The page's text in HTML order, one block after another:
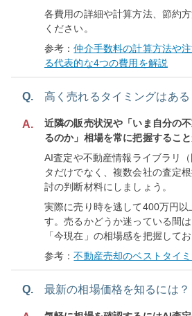
各費用の詳細や計算方法、節約
ください。
参考：仲介手数料の計算方法や
る代表的な4つの費用を解説
Q. 高く売れるタイミングはある
A.
近隣の販売状況や「いま自分の
るのか」相場を常に把握すること
AI査定や不動産情報ライブラリ
タだけでなく、複数会社の査定
討の判断材料にしましょう。
実際に売り時を逃して400万円以
す。売るかどうか迷っている間
「今現在」の相場感を把握して
参考：不動産売却のベストタイ
Q. 最新の相場価格を知るには？